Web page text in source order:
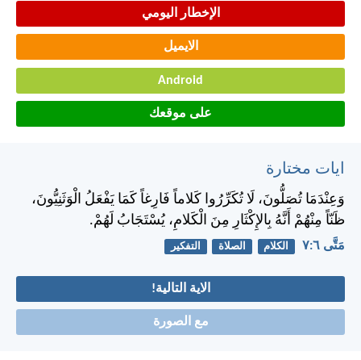
الإخطار اليومي
الايميل
Android
على موقعك
ايات مختارة
وَعِنْدَمَا تُصَلُّونَ، لَا تُكَرِّرُوا كَلاماً فَارِغاً كَمَا يَفْعَلُ الْوَثَنِيُّونَ،
ظَنّاً مِنْهُمْ أَنَّهُ بِالإِكْثَارِ مِنَ الْكَلامِ، يُسْتَجَابُ لَهُمْ.
مَتَّى ٦:‏٧ الكلام الصلاة التفكير
الاية التالية!
مع الصورة